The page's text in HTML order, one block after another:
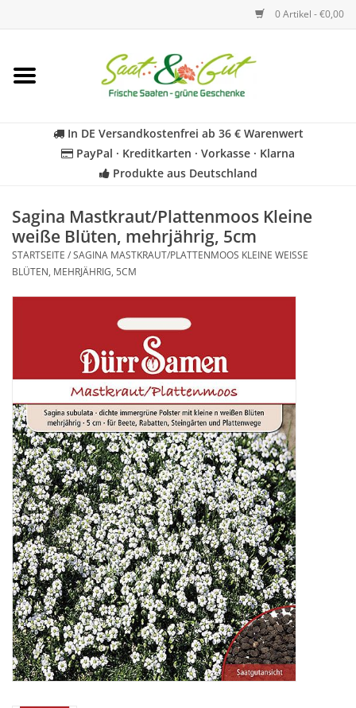
0 Artikel - €0,00
Startseite
Kräuter
BIO
Für Kinder
Geschenkideen
In DE Versandkostenfrei ab 36 € Warenwert
PayPal · Kreditkarten · Vorkasse · Klarna
Produkte aus Deutschland
Sagina Mastkraut/Plattenmoos Kleine
weiße Blüten, mehrjährig, 5cm
STARTSEITE /SAGINA MASTKRAUT/PLATTENMOOS KLEINE WEISSE B
LÜTEN, MEHRJÄHRIG, 5CM